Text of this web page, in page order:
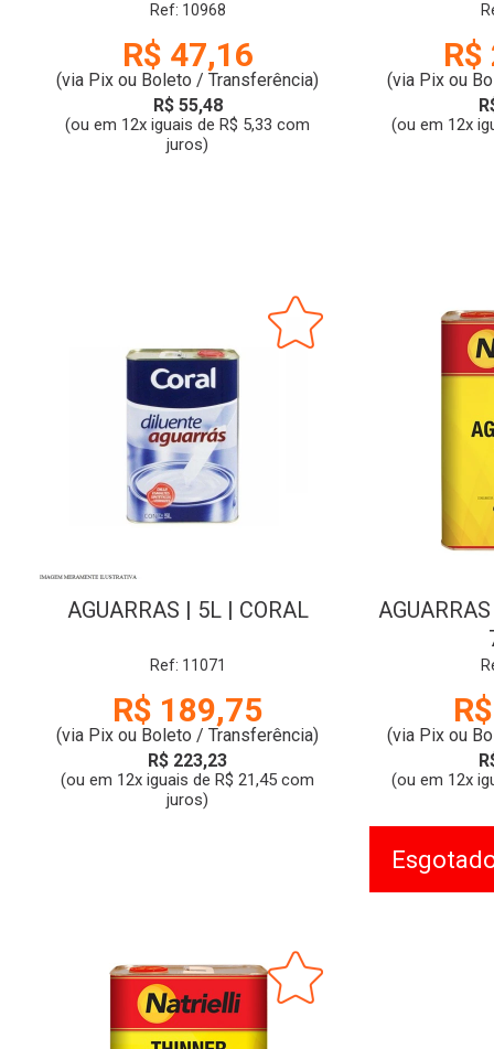
Ref: 10968
R$ 47,16
(via Pix ou Boleto / Transferência)
R$ 55,48
(ou em 12x iguais de R$ 5,33 com
juros)
(via Pix ou
(ou em 12x
AGUARRAS | 5L | CORAL
Ref: 11071
R$ 189,75
(via Pix ou Boleto / Transferência)
R$ 223,23
(ou em 12x iguais de R$ 21,45 com
juros)
(via Pix ou
(ou em 12x